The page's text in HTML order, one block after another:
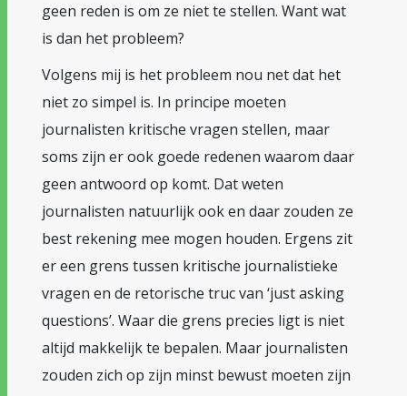
geen reden is om ze niet te stellen. Want wat
is dan het probleem?
Volgens mij is het probleem nou net dat het
niet zo simpel is. In principe moeten
journalisten kritische vragen stellen, maar
soms zijn er ook goede redenen waarom daar
geen antwoord op komt. Dat weten
journalisten natuurlijk ook en daar zouden ze
best rekening mee mogen houden. Ergens zit
er een grens tussen kritische journalistieke
vragen en de retorische truc van ‘just asking
questions’. Waar die grens precies ligt is niet
altijd makkelijk te bepalen. Maar journalisten
zouden zich op zijn minst bewust moeten zijn